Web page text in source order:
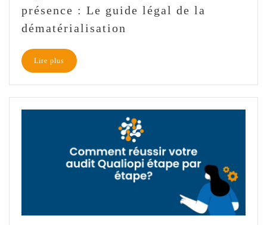
présence : Le guide légal de la
dématérialisation
Lire plus